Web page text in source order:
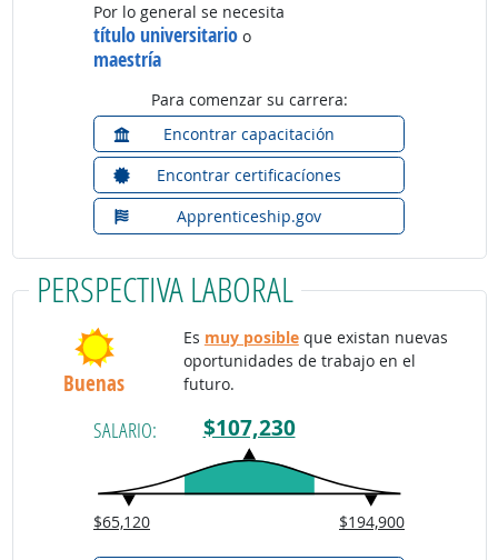
Por lo general se necesita
título universitario o
maestría
Para comenzar su carrera:
Encontrar capacitación
Encontrar certificacíones
Apprenticeship.gov
PERSPECTIVA LABORAL
Buenas
Es muy posibleque existan nuevas
oportunidades de trabajo en el
futuro.
SALARIO: $107,230
$65,120 $194,900